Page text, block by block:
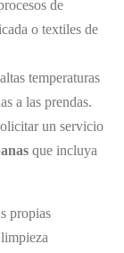
de
o textiles de
temperaturas
a las prendas.
un servicio
que incluya
propias